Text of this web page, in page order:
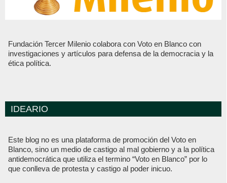
Fundación Tercer Milenio colabora con Voto en Blanco con
investigaciones y artículos para defensa de la democracia y la
ética política.
IDEARIO
Este blog no es una plataforma de promoción del Voto en
Blanco, sino un medio de castigo al mal gobierno y a la política
antidemocrática que utiliza el termino “Voto en Blanco” por lo
que conlleva de protesta y castigo al poder inicuo.